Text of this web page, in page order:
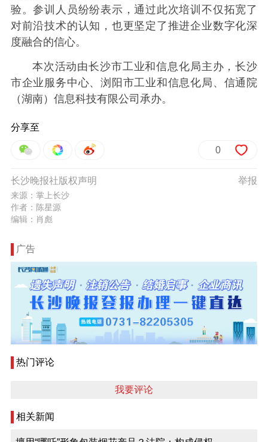
验。参训人员纷纷表示，通过此次培训不仅拓宽了
对前沿技术的认知，也更坚定了推进企业数字化深
度融合的信心。
本次活动由长沙市工业和信息化局主办，长沙
市企业服务中心、浏阳市工业和信息化局、信通院
（湖南）信息科技有限公司承办。
分享至
0
举报
长沙晚报社版权声明
来源：掌上长沙
作者：陈星源
编辑：肖彪
广告
热门评论
我要评论
相关新闻